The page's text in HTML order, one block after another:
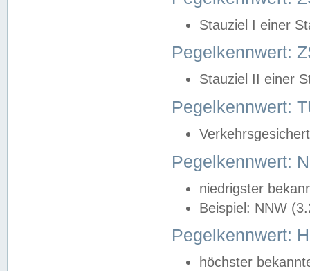
Stauziel I einer
Pegelkennwert:
Stauziel II einer
Pegelkennwert:
Pegelkennwert:
niedrigster
Beispiel: NNW
Pegelkennwert:
höchster